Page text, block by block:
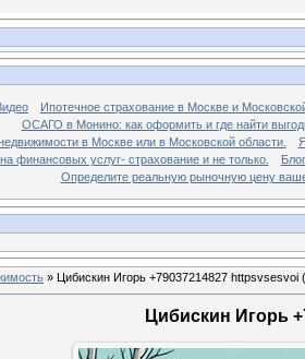
Ипотечное страхование в Москве и
ОСАГО в Монино: как оформить и где найти
в Москве или в Московской области.
финансовых услуг- страхование и не только.
Блог
Определите реальную рыночную цену
» Цибискин Игорь +79037214827 httpsvsesvoi
Цибискин Игорь